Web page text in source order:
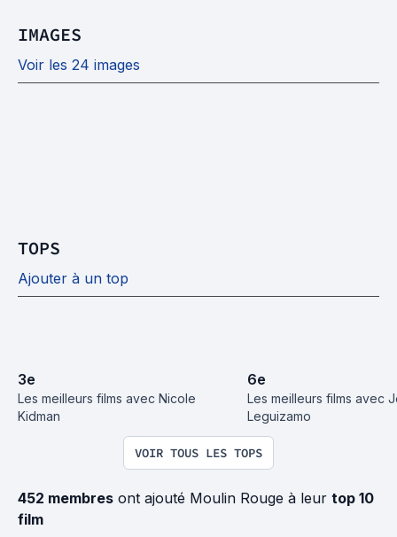
IMAGES
Voir les 24 images
TOPS
Ajouter à un top
3e
Les meilleurs films avec Nicole
Kidman
6e
Les meilleurs films avec
Leguizamo
VOIR TOUS LES TOPS
452 membres ont ajouté Moulin Rouge à leur top 10
film